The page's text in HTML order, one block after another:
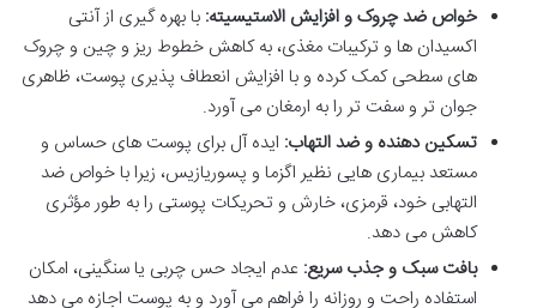
خواص ضد چروک و افزایش الاستیسیته: با بهره گیری از آنتی
اکسیدان ها و ترکیبات مغذی، به کاهش خطوط ریز و چین و چروک
های سطحی کمک کرده و با افزایش انعطاف پذیری پوست، ظاهری
جوان تر و سفت تر را به ارمغان می آورد.
تسکین دهنده و ضد التهاب: ایده آل برای پوست های حساس و
مستعد بیماری هایی نظیر اگزما و پسوریازیس، زیرا با خواص ضد
التهابی خود، قرمزی، خارش و تحریکات پوستی را به طور مؤثری
کاهش می دهد.
بافت سبک و جذب سریع: عدم ایجاد حس چربی یا سنگینی، امکان
استفاده راحت و روزانه را فراهم می آورد و به پوست اجازه می دهد